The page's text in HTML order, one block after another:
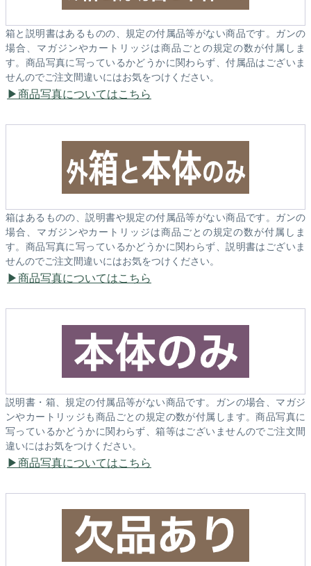
箱と説明書はあるものの、規定の付属品等がない商品です。ガンの
場合、マガジンやカートリッジは商品ごとの規定の数が付属しま
す。商品写真に写っているかどうかに関わらず、付属品はございま
せんのでご注文間違いにはお気をつけください。
商品写真についてはこちら
箱はあるものの、説明書や規定の付属品等がない商品です。ガンの
場合、マガジンやカートリッジは商品ごとの規定の数が付属しま
す。商品写真に写っているかどうかに関わらず、説明書はございま
せんのでご注文間違いにはお気をつけください。
商品写真についてはこちら
説明書・箱、規定の付属品等がない商品です。ガンの場合、マガジ
ンやカートリッジも商品ごとの規定の数が付属します。商品写真に
写っているかどうかに関わらず、箱等はございませんのでご注文間
違いにはお気をつけください。
商品写真についてはこちら